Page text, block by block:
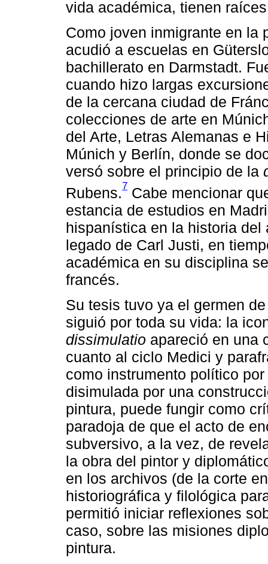
vida académica, tienen
Como joven inmigrante en la
acudió a escuelas en
bachillerato en Darmstadt.
cuando hizo largas
de la cercana ciudad de
colecciones de arte en
del Arte, Letras Alemanas e
Múnich y Berlín, donde se
versó sobre el principio de la
Rubens.7 Cabe mencionar
estancia de estudios en
hispanística en la historia del
legado de Carl Justi, en
académica en su disciplina
francés.
Su tesis tuvo ya el germen
siguió por toda su vida: la
dissimulatio apareció en una
cuanto al ciclo Medici y
como instrumento político
disimulada por una
pintura, puede fungir como
paradoja de que el acto de
subversivo, a la vez, de
la obra del pintor y
en los archivos (de la corte
historiográfica y filológica
permitió iniciar reflexiones
caso, sobre las misiones
pintura.